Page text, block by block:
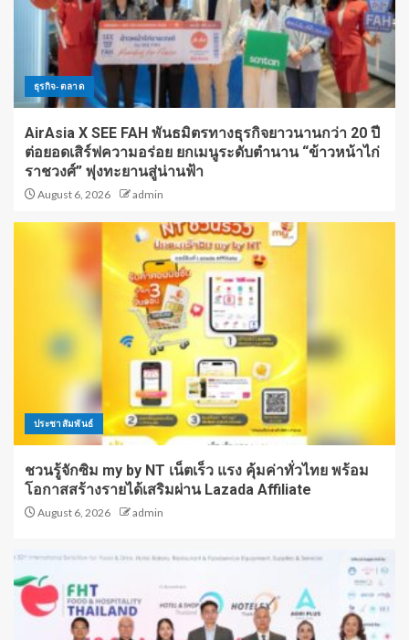
ธุรกิจ-ตลาด
AirAsia X SEE FAH พันธมิตรทางธุรกิจยาวนานกว่า 20 ปี
ต่อยอดเสิร์ฟความอร่อย ยกเมนูระดับตำนาน “ข้าวหน้าไก่
ราชวงศ์” พุ่งทะยานสู่น่านฟ้า
August 6, 2026 admin
ประชาสัมพันธ์
ชวนรู้จักซิม my by NT เน็ตเร็ว แรง คุ้มค่าทั่วไทย พร้อม
โอกาสสร้างรายได้เสริมผ่าน Lazada Affiliate
August 6, 2026 admin